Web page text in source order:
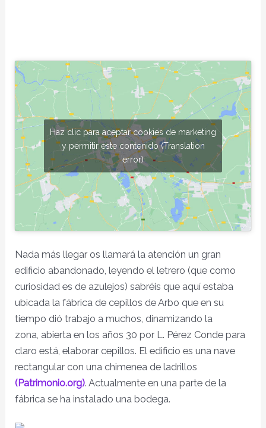
Haz clic para aceptar cookies de marketing
y permitir este contenido (Translation
error)
Nada más llegar os llamará la atención un gran
edificio abandonado, leyendo el letrero (que como
curiosidad es de azulejos) sabréis que aquí estaba
ubicada la fábrica de cepillos de Arbo que en su
tiempo dió trabajo a muchos, dinamizando la
zona, abierta en los años 30 por L. Pérez Conde para
claro está, elaborar cepillos. El edificio es una nave
rectangular con una chimenea de ladrillos
(Patrimonio.org). Actualmente en una parte de la
fábrica se ha instalado una bodega.